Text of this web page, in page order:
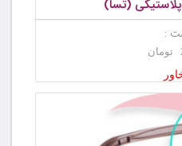
(تسا)
: